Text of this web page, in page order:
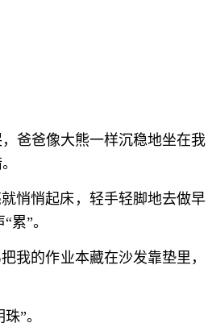
爸爸像大熊一样沉稳地坐在我
悄悄起床，轻手轻脚地去做早
”。
我的作业本藏在沙发靠垫里，
”。